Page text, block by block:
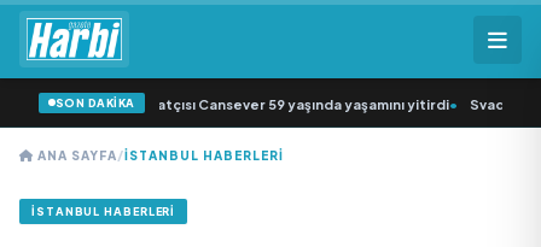
SON DAKİKA
müziğin sevilen sanatçısı Cansever 59 yaşında yaşamını yitirdi• Svadba
ANA SAYFA/İSTANBUL HABERLERI
İSTANBUL HABERLERI